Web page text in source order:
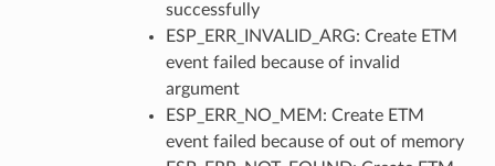
successfully
ESP_ERR_INVALID_ARG: Create ETM
event failed because of invalid
argument
ESP_ERR_NO_MEM: Create ETM
event failed because of out of memory